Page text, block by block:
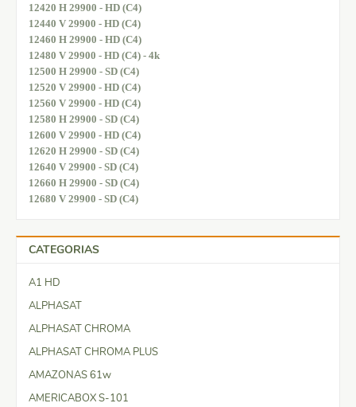
12420 H 29900 - HD (C4)
12440 V 29900 - HD (C4)
12460 H 29900 - HD (C4)
12480 V 29900 - HD (C4) - 4k
12500 H 29900 - SD (C4)
12520 V 29900 - HD (C4)
12560 V 29900 - HD (C4)
12580 H 29900 - SD (C4)
12600 V 29900 - HD (C4)
12620 H 29900 - SD (C4)
12640 V 29900 - SD (C4)
12660 H 29900 - SD (C4)
12680 V 29900 - SD (C4)
CATEGORIAS
A1 HD
ALPHASAT
ALPHASAT CHROMA
ALPHASAT CHROMA PLUS
AMAZONAS 61w
AMERICABOX S-101